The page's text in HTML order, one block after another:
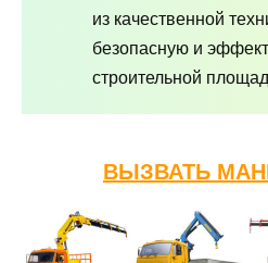
из качественной
безопасную и
строительной
ВЫЗВАТЬ